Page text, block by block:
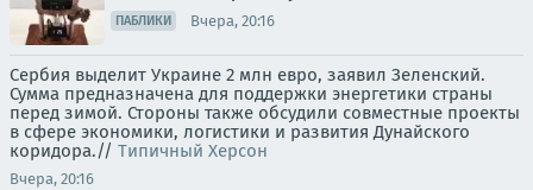
ПАБЛИКИ Вчера, 20:16
Сербия выделит Украине 2 млн евро, заявил Зеленский.
Сумма предназначена для поддержки энергетики страны
перед зимой. Стороны также обсудили совместные проекты
в сфере экономики, логистики и развития Дунайского
коридора.// Типичный Херсон
Вчера, 20:16